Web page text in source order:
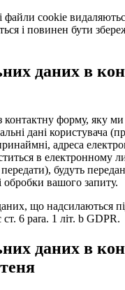
файли cook­ie
і повинен бути
даних в
контактну форму, яку
дані користувача
адреса
в електронному
будуть
обробки вашого запиту.
що надсилаються
6 para. 1 літ. b GDPR.
даних в